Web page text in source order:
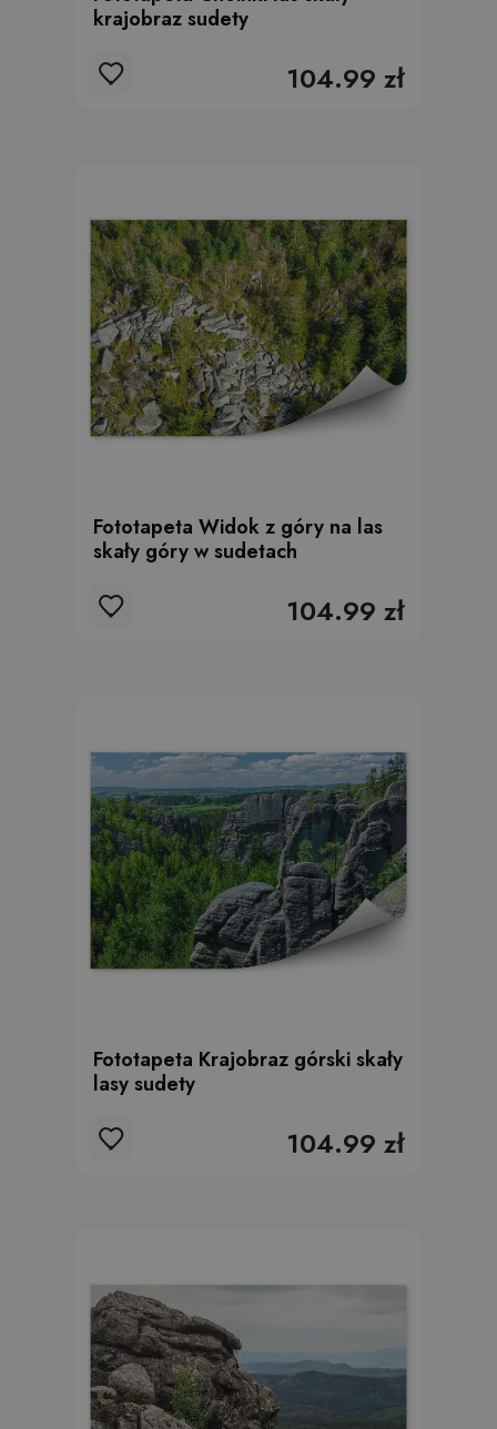
krajobraz sudety
104.99 zł
Fototapeta Widok z góry na las
skały góry w sudetach
104.99 zł
Fototapeta Krajobraz górski skały
lasy sudety
104.99 zł